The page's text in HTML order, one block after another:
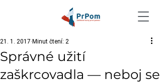
Správné užití
zaškrcovadla — neboj se
21. 1. 2017 Minut čtení: 2